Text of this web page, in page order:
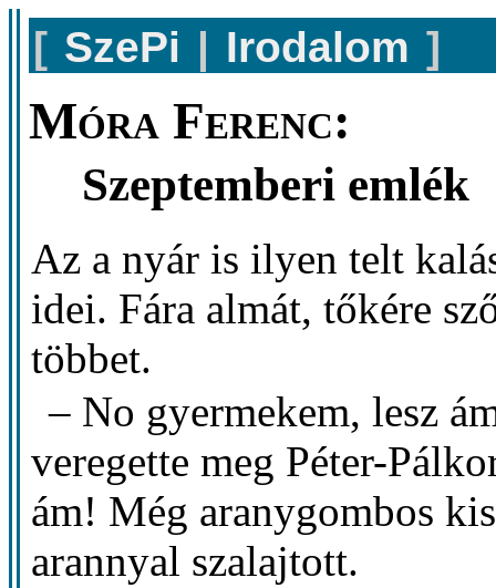
[ SzePi | Irodalom ]
Móra Ferenc:
Szeptemberi emlék
Az a nyár is ilyen telt
idei. Fára almát, tőkére
többet.
– No gyermekem, lesz
veregette meg Péter-
ám! Még aranygombos
arannyal szalajtott.